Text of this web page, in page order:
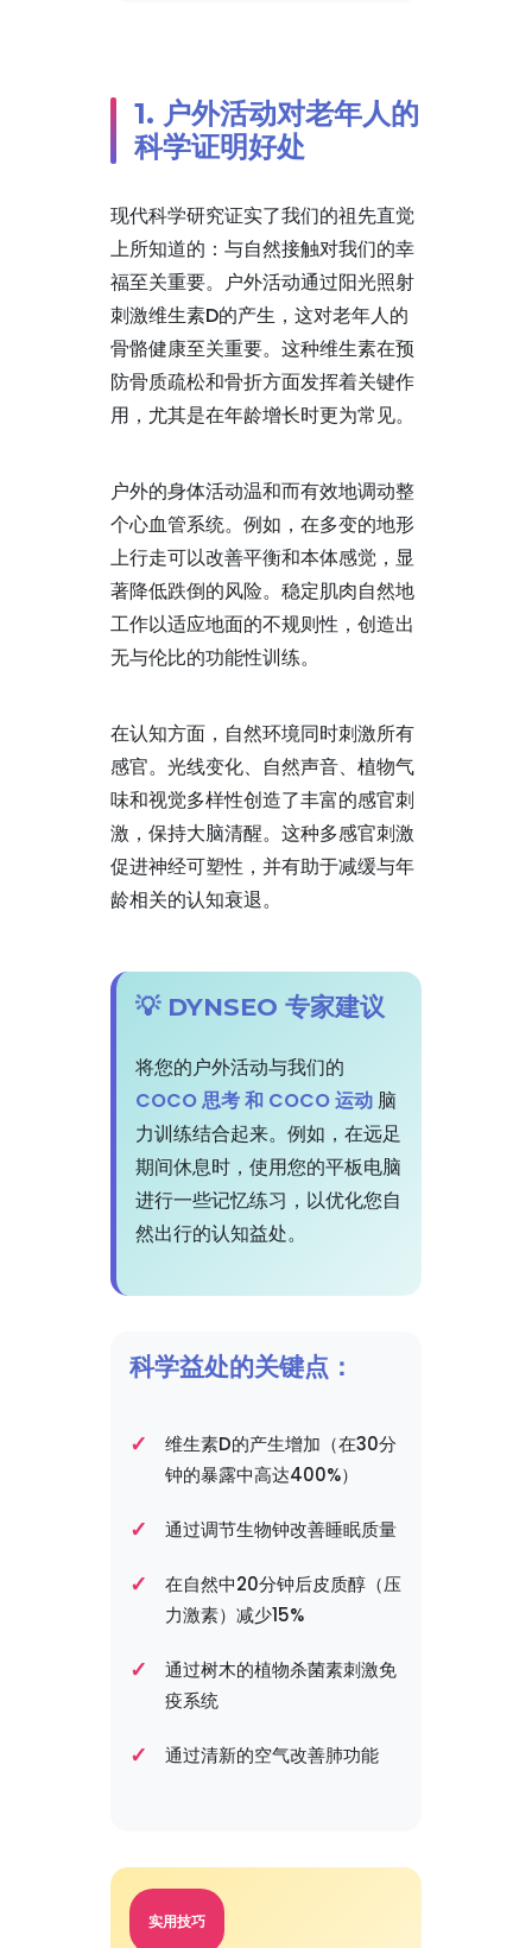
1. 户外活动对老年人的
科学证明好处
现代科学研究证实了我们的祖先直觉
上所知道的：与自然接触对我们的幸
福至关重要。户外活动通过阳光照射
刺激维生素D的产生，这对老年人的
骨骼健康至关重要。这种维生素在预
防骨质疏松和骨折方面发挥着关键作
用，尤其是在年龄增长时更为常见。
户外的身体活动温和而有效地调动整
个心血管系统。例如，在多变的地形
上行走可以改善平衡和本体感觉，显
著降低跌倒的风险。稳定肌肉自然地
工作以适应地面的不规则性，创造出
无与伦比的功能性训练。
在认知方面，自然环境同时刺激所有
感官。光线变化、自然声音、植物气
味和视觉多样性创造了丰富的感官刺
激，保持大脑清醒。这种多感官刺激
促进神经可塑性，并有助于减缓与年
龄相关的认知衰退。
💡 DYNSEO 专家建议
将您的户外活动与我们的
COCO 思考 和 COCO 运动脑
力训练结合起来。例如，在远足
期间休息时，使用您的平板电脑
进行一些记忆练习，以优化您自
然出行的认知益处。
科学益处的关键点：
维生素D的产生增加（在30分
钟的暴露中高达400%）
通过调节生物钟改善睡眠质量
在自然中20分钟后皮质醇（压
力激素）减少15%
通过树木的植物杀菌素刺激免
疫系统
通过清新的空气改善肺功能
实用技巧